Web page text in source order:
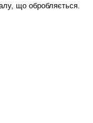
що обробляється.